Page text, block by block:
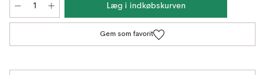
Læg i indkøbskurven
Gem som favorit